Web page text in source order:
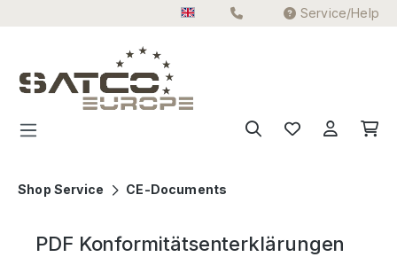
Service/Help
Shop Service CE-Documents
PDF Konformitätsenterklärungen